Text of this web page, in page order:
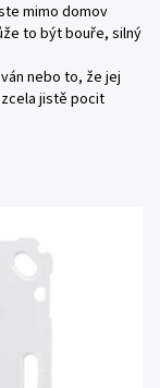
mimo domov
to být bouře, silný
nebo to, že jej
jistě pocit